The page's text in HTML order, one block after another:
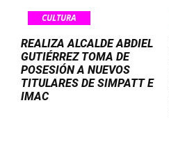
CULTURA
REALIZA ALCALDE ABDIEL
GUTIÉRREZ TOMA DE
POSESIÓN A NUEVOS
TITULARES DE SIMPATT E
IMAC